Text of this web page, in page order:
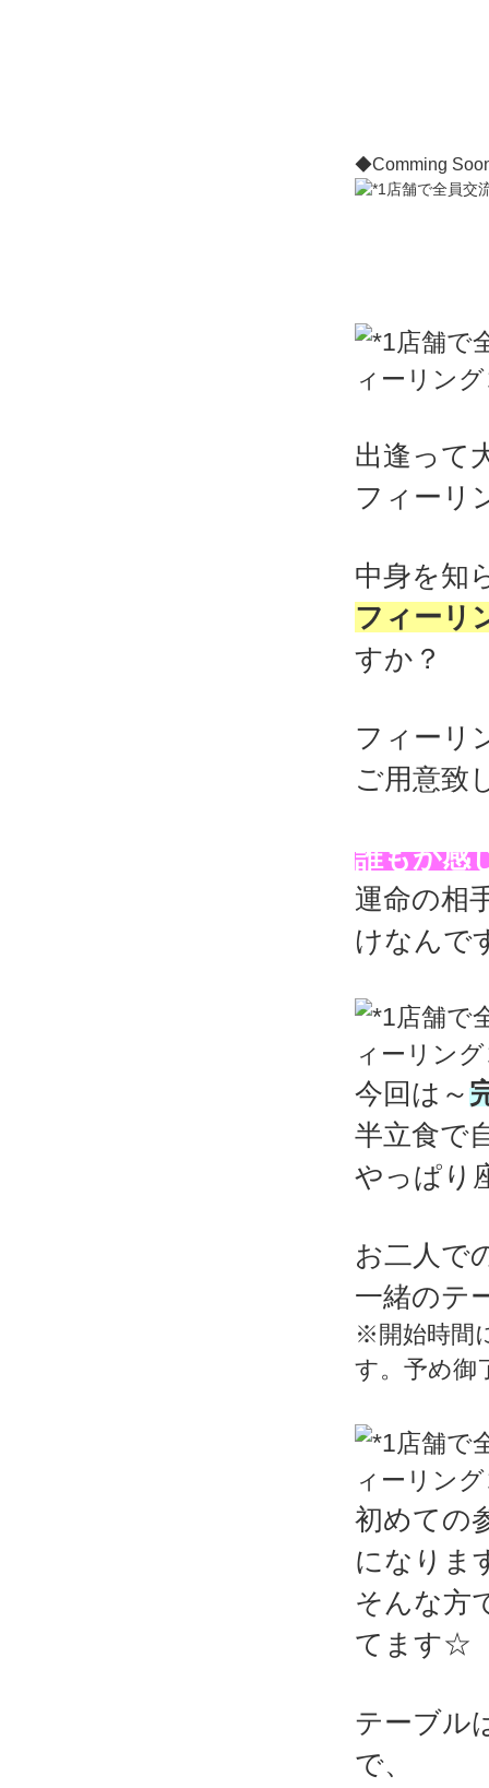
◆Comming
出逢って
フィーリ
中身を知
フィーリ
すか？
フィーリ
ご用意致
誰もが感
運命の相
けなんで
今回は～
半立食で
やっぱり
お二人で
一緒のテ
※開始時間
す。予め御
初めての
になりま
そんな方
てます☆
テーブル
で、